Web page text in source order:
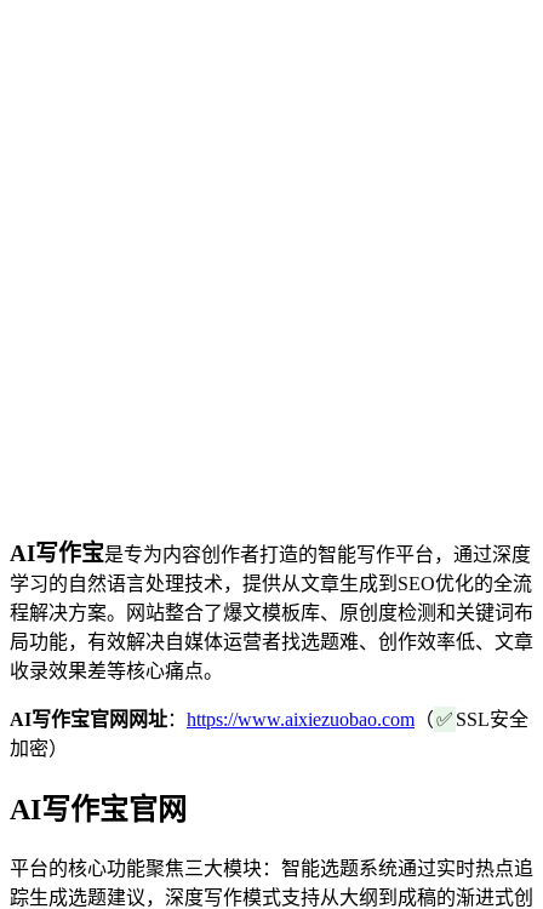
AI写作宝是专为内容创作者打造的智能写作平台，通过深度
学习的自然语言处理技术，提供从文章生成到SEO优化的全流
程解决方案。网站整合了爆文模板库、原创度检测和关键词布
局功能，有效解决自媒体运营者找选题难、创作效率低、文章
收录效果差等核心痛点。
AI写作宝官网网址： https://www.aixiezuobao.com （✅ SSL安全
加密）
AI写作宝官网
平台的核心功能聚焦三大模块：智能选题系统通过实时热点追
踪生成选题建议，深度写作模式支持从大纲到成稿的渐进式创